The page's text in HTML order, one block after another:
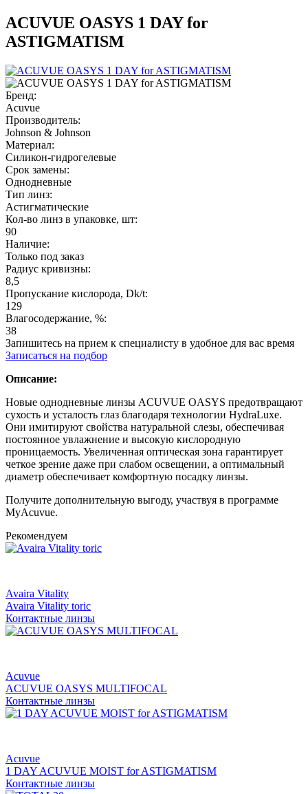
ACUVUE OASYS 1 DAY for
ASTIGMATISM
Бренд:
Acuvue
Производитель:
Johnson & Johnson
Материал:
Силикон-гидрогелевые
Срок замены:
Однодневные
Тип линз:
Астигматические
Кол-во линз в упаковке, шт:
90
Наличие:
Только под заказ
Радиус кривизны:
8,5
Пропускание кислорода, Dk/t:
129
Влагосодержание, %:
38
Запишитесь на прием к специалисту в удобное для вас время
Записаться на подбор
Описание:
Новые однодневные линзы ACUVUE OASYS предотвращают
сухость и усталость глаз благодаря технологии HydraLuxe.
Они имитируют свойства натуральной слезы, обеспечивая
постоянное увлажнение и высокую кислородную
проницаемость. Увеличенная оптическая зона гарантирует
четкое зрение даже при слабом освещении, а оптимальный
диаметр обеспечивает комфортную посадку линзы.
Получите дополнительную выгоду, участвуя в программе
MyAcuvue.
Рекомендуем
Avaira Vitality
Avaira Vitality toric
Контактные линзы
Acuvue
ACUVUE OASYS MULTIFOCAL
Контактные линзы
Acuvue
1 DAY ACUVUE MOIST for ASTIGMATISM
Контактные линзы